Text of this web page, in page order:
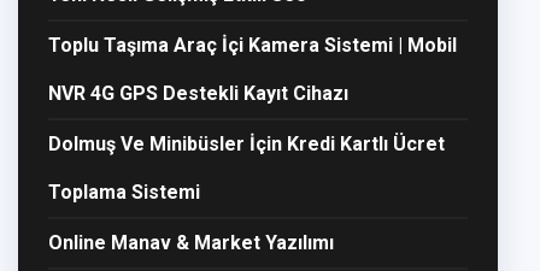
Toplu Taşıma Araç İçi Kamera Sistemi | Mobil
NVR 4G GPS Destekli Kayıt Cihazı
Dolmuş Ve Minibüsler İçin Kredi Kartlı Ücret
Toplama Sistemi
Online Manav & Market Yazılımı